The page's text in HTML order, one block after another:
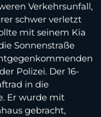
Verkehrsunfall,
schwer verletzt
mit seinem Kia
Sonnenstraße
Polizei. Der 16-
in die
Er wurde mit
gebracht,